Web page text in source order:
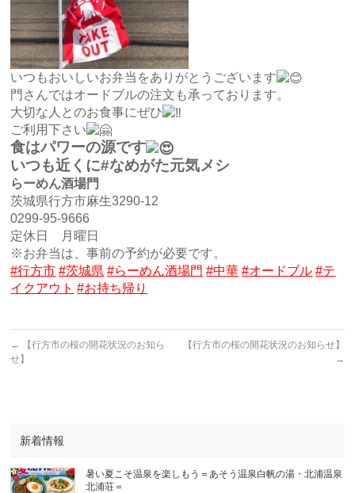
いつもおいしいお弁当をありがとうございます
門さんではオードブルの注文も承っております。
大切な人とのお食事にぜひ
ご利用下さい
食はパワーの源です
いつも近くに#なめがた元気メシ
らーめん酒場門
茨城県行方市麻生3290-12
0299-95-9666
定休日 月曜日
※お弁当は、事前の予約が必要です。
#行方市 #茨城県 #らーめん酒場門 #中華 #オードブル #テ
イクアウト #お持ち帰り
←
【行方市の桜の開花状況のお知ら
せ】
【行方市の桜の開花状況のお知らせ】
→
新着情報
暑い夏こそ温泉を楽しもう＝あそう温泉白帆の湯・北浦温泉
北浦荘＝